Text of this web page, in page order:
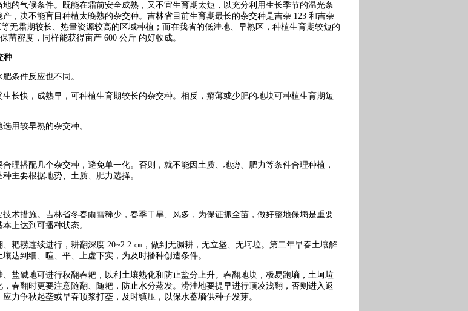
的气候条件。既能在霜前安全成熟，又不宜生育期太短，以充分利用生长季节的温光条
，决不能盲目种植太晚熟的杂交种。吉林省目前生育期最长的杂交种是吉杂 123 和吉杂
无霜期较长、热量资源较高的区域种植；而在我省的低洼地、早熟区，种植生育期较短的
苗密度，同样能获得亩产 600 公斤 的好收成。
种
条件反应也不同。
长快，成熟早，可种植生育期较长的杂交种。相反，瘠薄或少肥的地块可种植生育期短
用较早熟的杂交种。
理搭配几个杂交种，避免单一化。否则，就不能因土质、地势、肥力等条件合理种植，
主要根据地势、土质、肥力选择。
术措施。吉林省冬春雨雪稀少，春季干旱、风多，为保证抓全苗，做好整地保墒是重要
上达到可播种状态。
耙耢连续进行，耕翻深度 20~2 2 ㎝，做到无漏耕，无立垡、无坷垃。第二年早春土壤解
达到细、暄、平、上虚下实，为及时播种创造条件。
盐碱地可进行秋翻春耙，以利土壤熟化和防止盐分上升。春翻地块，极易跑墒，土坷垃
春翻时更要注意随翻、随耙，防止水分蒸发。涝洼地要提早进行顶凌浅翻，否则进入返
力争秋起垄或早春顶浆打垄，及时镇压，以保水蓄墒供种子发芽。